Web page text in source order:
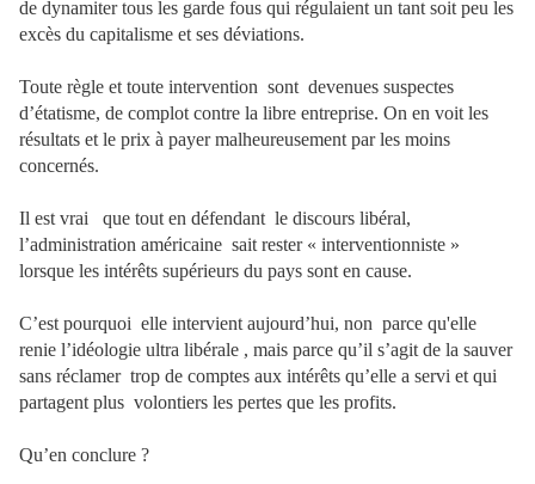
de dynamiter tous les garde fous qui régulaient un tant soit peu les
excès du capitalisme et ses déviations.
Toute règle et toute intervention sont devenues suspectes
d’étatisme, de complot contre la libre entreprise. On en voit les
résultats et le prix à payer malheureusement par les moins
concernés.
Il est vrai que tout en défendant le discours libéral,
l’administration américaine sait rester « interventionniste »
lorsque les intérêts supérieurs du pays sont en cause.
C’est pourquoi elle intervient aujourd’hui, non parce qu'elle
renie l’idéologie ultra libérale , mais parce qu’il s’agit de la sauver
sans réclamer trop de comptes aux intérêts qu’elle a servi et qui
partagent plus volontiers les pertes que les profits.
Qu’en conclure ?